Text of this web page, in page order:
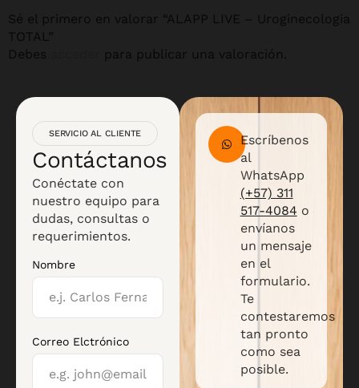
Sé el primero en valorar “ALAPP LIVE – Uroginecologia
TOTAL”
Debes
para publicar una valoración.
SERVICIO AL CLIENTE
Contáctanos
Conéctate con
nuestro equipo para
dudas, consultas o
requerimientos.
Nombre
Correo Elctrónico
Escríbenos
al
WhatsApp
(+57) 311
517-4084 o
envíanos
un mensaje
en el
formulario.
Te
contestaremos
tan pronto
como sea
posible.